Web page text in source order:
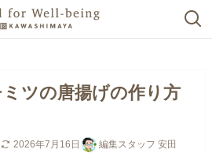
ツの唐揚げの作り方
2026年7月16日 編集スタッフ 安田